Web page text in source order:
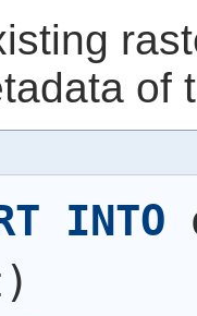
of
INTO
)